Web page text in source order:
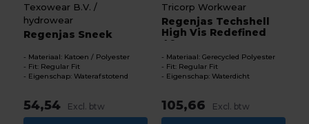
Texowear B.V. /
hydrowear
Regenjas Sneek
Materiaal: Katoen / Polyester
Fit: Regular Fit
Eigenschap: Waterafstotend
54,54 Excl. btw
Tricorp Workwear
Regenjas Techshell
High Vis Redefined
40...
Materiaal: Gerecycled Polyester
Fit: Regular Fit
Eigenschap: Waterdicht
105,66 Excl. btw